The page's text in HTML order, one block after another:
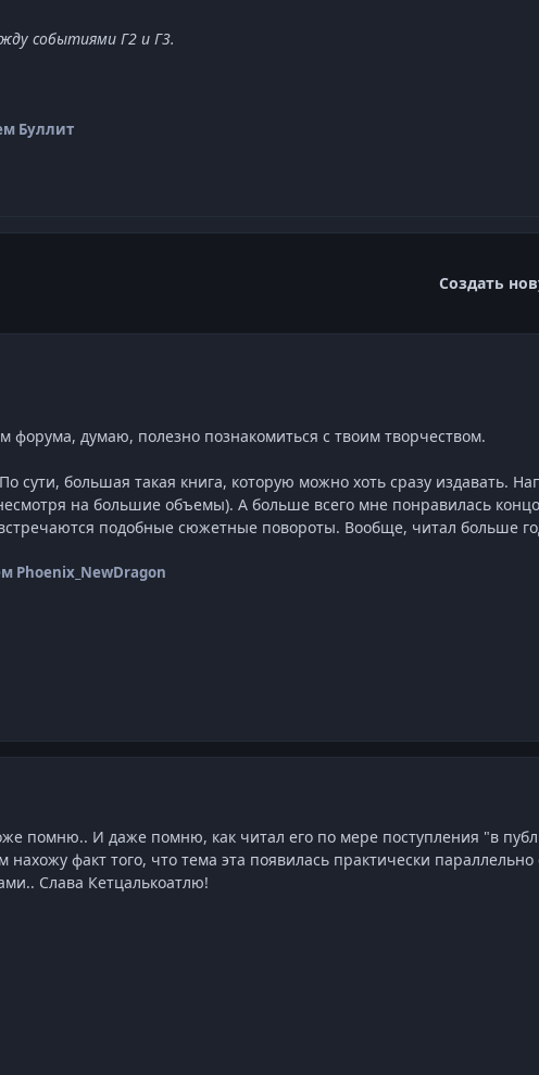
событиями Г2 и Г3.
Буллит
Создать
форума, думаю, полезно познакомиться с твоим творчеством.
сути, большая такая книга, которую можно хоть сразу издавать.
на большие объемы). А больше всего мне понравилась
подобные сюжетные повороты. Вообще, читал больше
Phoenix_NewDragon
помню.. И даже помню, как читал его по мере поступления "в
факт того, что тема эта появилась практически
Слава Кетцалькоатлю!